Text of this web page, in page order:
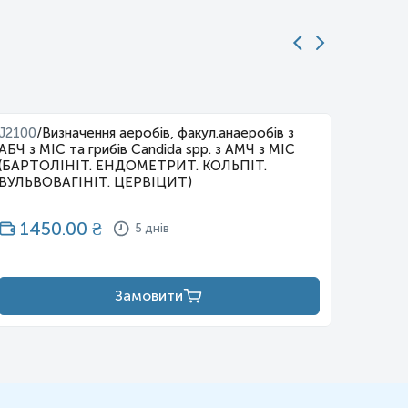
/Визначення аеробів, факул.анаеробів з
з МІС та грибів Candida spp. з АМЧ з МІС
ЕНДОМЕТРИТ. КОЛЬПІТ.
ВУЛЬВОВАГІНІТ. ЦЕРВІЦИТ)
1450.00 ₴ 5 днів
Замовити